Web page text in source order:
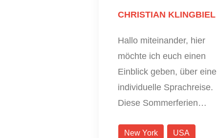
CHRISTIAN KLINGBIEL
Hallo miteinander, hier
möchte ich euch einen
Einblick geben, über eine
individuelle Sprachreise.
Diese Sommerferien…
New York USA